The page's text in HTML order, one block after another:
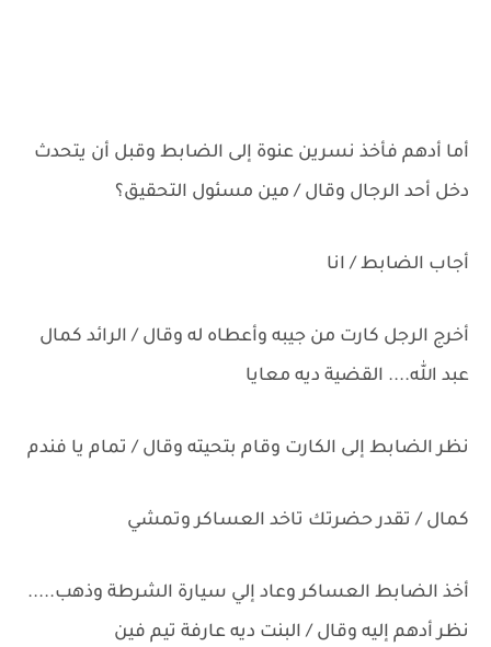
أما أدهم فأخذ نسرين عنوة إلى الضابط وقبل أن يتحدث
دخل أحد الرجال وقال / مين مسئول التحقيق؟
أجاب الضابط / انا
أخرج الرجل كارت من جيبه وأعطاه له وقال / الرائد كمال
عبد الله.... القضية ديه معايا
نظر الضابط إلى الكارت وقام بتحيته وقال / تمام يا فندم
كمال / تقدر حضرتك تاخد العساكر وتمشي
أخذ الضابط العساكر وعاد إلي سيارة الشرطة وذهب.....
نظر أدهم إليه وقال / البنت ديه عارفة تيم فين